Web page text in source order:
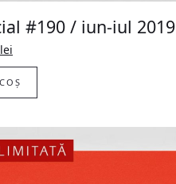
#190 / iun-iul 2019
lei
curent
este:
15,00 lei.